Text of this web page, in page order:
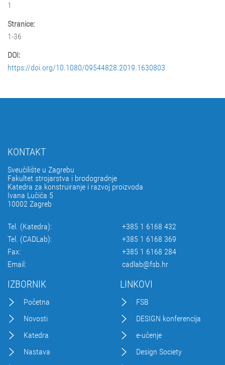
1
Stranice:
1-36
DOI:
https://doi.org/10.1080/09544828.2019.1630803
KONTAKT
Sveučilište u Zagrebu
Fakultet strojarstva i brodogradnje
Katedra za konstruiranje i razvoj proizvoda
Ivana Lučića 5
10002 Zagreb
Tel. (Katedra):
+385 1 6168 432
Tel. (CADLab):
+385 1 6168 369
Fax:
+385 1 6168 284
Email:
cadlab@fsb.hr
IZBORNIK
Početna
Novosti
Katedra
Nastava
LINKOVI
FSB
DESIGN konferencija
e-učenje
Design Society